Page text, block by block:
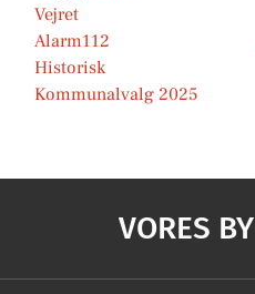
Vejret
Alarm112
Historisk
Kommunalvalg 2025
VORES BY